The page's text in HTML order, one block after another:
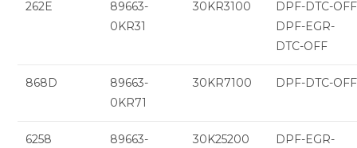
262E
89663-
0KR31
30KR3100
DPF-DTC-
DPF-EGR-
DTC-OFF
868D
89663-
0KR71
30KR7100 DPF-DTC-OFF
6258
89663-
30K25200
DPF-EGR-